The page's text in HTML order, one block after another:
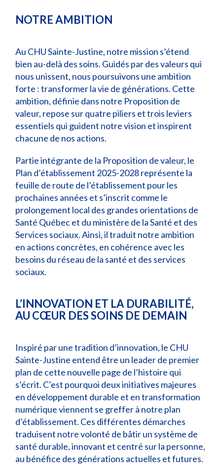
NOTRE AMBITION
Au CHU Sainte-Justine, notre mission s’étend
bien au-delà des soins. Guidés par des valeurs qui
nous unissent, nous poursuivons une ambition
forte : transformer la vie de générations. Cette
ambition, définie dans notre Proposition de
valeur, repose sur quatre piliers et trois leviers
essentiels qui guident notre vision et inspirent
chacune de nos actions.
Partie intégrante de la Proposition de valeur, le
Plan d’établissement 2025-2028 représente la
feuille de route de l’établissement pour les
prochaines années et s’inscrit comme le
prolongement local des grandes orientations de
Santé Québec et du ministère de la Santé et des
Services sociaux. Ainsi, il traduit notre ambition
en actions concrètes, en cohérence avec les
besoins du réseau de la santé et des services
sociaux.
L’INNOVATION ET LA DURABILITÉ,
AU CŒUR DES SOINS DE DEMAIN
Inspiré par une tradition d’innovation, le CHU
Sainte-Justine entend être un leader de premier
plan de cette nouvelle page de l’histoire qui
s’écrit. C’est pourquoi deux initiatives majeures
en développement durable et en transformation
numérique viennent se greffer à notre plan
d’établissement. Ces différentes démarches
traduisent notre volonté de bâtir un système de
santé durable, innovant et centré sur la personne,
au bénéfice des générations actuelles et futures.